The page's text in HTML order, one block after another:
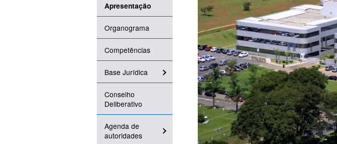
Apresentação
Organograma
Competências
Base Jurídica
Conselho
Deliberativo
Agenda de
autoridades